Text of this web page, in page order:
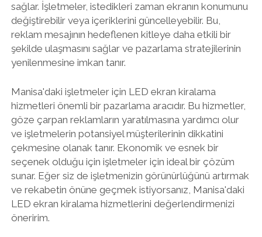
sağlar. İşletmeler, istedikleri zaman ekranın konumunu
değiştirebilir veya içeriklerini güncelleyebilir. Bu,
reklam mesajının hedeflenen kitleye daha etkili bir
şekilde ulaşmasını sağlar ve pazarlama stratejilerinin
yenilenmesine imkan tanır.
Manisa'daki işletmeler için LED ekran kiralama
hizmetleri önemli bir pazarlama aracıdır. Bu hizmetler,
göze çarpan reklamların yaratılmasına yardımcı olur
ve işletmelerin potansiyel müşterilerinin dikkatini
çekmesine olanak tanır. Ekonomik ve esnek bir
seçenek olduğu için işletmeler için ideal bir çözüm
sunar. Eğer siz de işletmenizin görünürlüğünü artırmak
ve rekabetin önüne geçmek istiyorsanız, Manisa'daki
LED ekran kiralama hizmetlerini değerlendirmenizi
öneririm.